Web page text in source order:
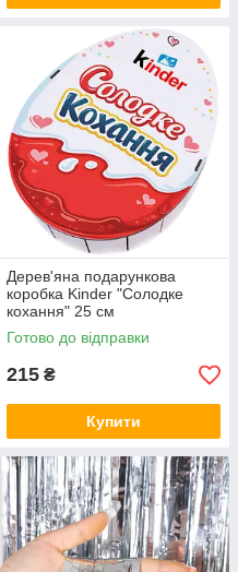
Дерев'яна подарункова
коробка Kinder "Солодке
кохання" 25 см
Готово до відправки
215 ₴
Купити